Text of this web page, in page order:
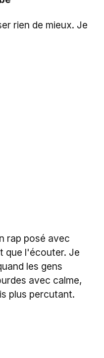
rien de mieux. Je
rap posé avec
que l'écouter. Je
les gens
avec calme,
plus percutant.